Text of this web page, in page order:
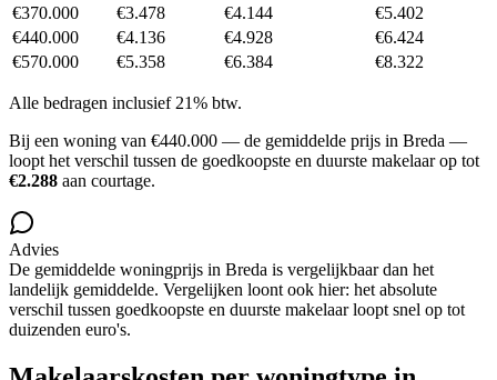
€370.000 €3.478 €4.144
€5.402
€440.000
€4.136 €4.928
€6.424
€570.000
€5.358 €6.384 €8.322
Alle bedragen inclusief 21% btw.
Bij een woning van €440.000 — de gemiddelde prijs in Breda —
loopt het verschil tussen de goedkoopste en duurste makelaar op tot
€2.288 aan courtage.
Advies
De gemiddelde woningprijs in Breda is vergelijkbaardan het
landelijk gemiddelde. Vergelijken loont ook hier: het absolute
verschil tussen goedkoopste en duurste makelaar loopt snel op tot
duizenden euro's.